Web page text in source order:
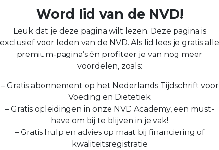
Word lid van de NVD!
Leuk dat je deze pagina wilt lezen. Deze pagina is
exclusief voor leden van de NVD. Als lid lees je gratis alle
premium-pagina’s én profiteer je van nog meer
voordelen, zoals:
– Gratis abonnement op het Nederlands Tijdschrift voor
Voeding en Diëtetiek
– Gratis opleidingen in onze NVD Academy, een must-
have om bij te blijven in je vak!
– Gratis hulp en advies op maat bij financiering of
kwaliteitsregistratie